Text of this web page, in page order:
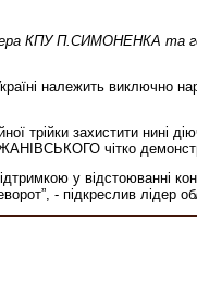
КПУ П.СИМОНЕНКА та
належить виключно
трійки захистити нині
чітко
у відстоюванні
- підкреслив лідер